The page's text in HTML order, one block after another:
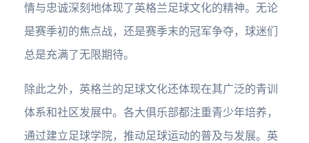
情与忠诚深刻地体现了英格兰足球文化的精神。无论
是赛季初的焦点战，还是赛季末的冠军争夺，球迷们
总是充满了无限期待。
除此之外，英格兰的足球文化还体现在其广泛的青训
体系和社区发展中。各大俱乐部都注重青少年培养，
通过建立足球学院，推动足球运动的普及与发展。英